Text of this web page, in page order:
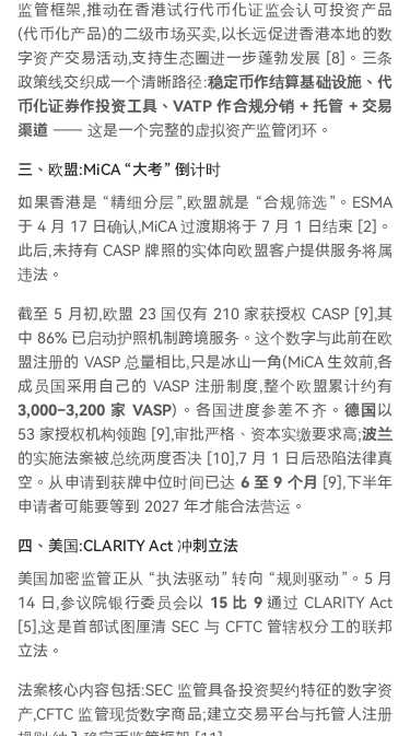
监管框架,推动在香港试行代币化证监会认可投资产品
(代币化产品)的二级市场买卖,以长远促进香港本地的数
字资产交易活动,支持生态圈进一步蓬勃发展 [8]。三条
政策线交织成一个清晰路径:稳定币作结算基础设施、代
币化证券作投资工具、VATP作合规分销 + 托管 + 交易
渠道 —— 这是一个完整的虚拟资产监管闭环。
三、欧盟:MiCA “大考” 倒计时
如果香港是 “精细分层”,欧盟就是 “合规筛选”。ESMA
于 4 月 17 日确认,MiCA 过渡期将于 7 月 1 日结束 [2]。
此后,未持有 CASP 牌照的实体向欧盟客户提供服务将属
违法。
截至 5 月初,欧盟 23 国仅有 210 家获授权 CASP [9],其
中 86% 已启动护照机制跨境服务。这个数字与此前在欧
盟注册的 VASP 总量相比,只是冰山一角(MiCA 生效前,各
成员国采用自己的 VASP 注册制度,整个欧盟累计约有
3,000–3,200 家 VASP)。各国进度参差不齐。 德国 以
53 家授权机构领跑 [9],审批严格、资本实缴要求高;波兰
的实施法案被总统两度否决 [10],7 月 1 日后恐陷法律真
空。从申请到获牌中位时间已达 6 至 9 个月
[9],下半年
申请者可能要等到 2027 年才能合法营运。
四、美国:CLARITY Act 冲刺立法
美国加密监管正从 “执法驱动” 转向 “规则驱动”。5 月
14 日,参议院银行委员会以 15 比 9通过 CLARITY Act
[5],这是首部试图厘清 SEC 与 CFTC 管辖权分工的联邦
立法。
法案核心内容包括:SEC 监管具备投资契约特征的数字资
产,CFTC 监管现货数字商品;建立交易平台与托管人注册